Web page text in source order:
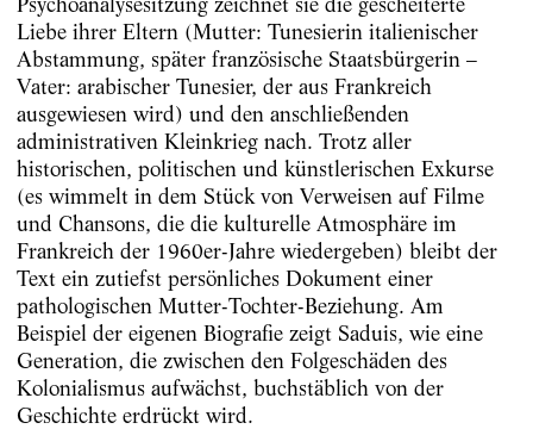
Liebe ihrer Eltern (Mutter: Tunesierin italienischer
Abstammung, später französische Staatsbürgerin –
Vater: arabischer Tunesier, der aus Frankreich
ausgewiesen wird) und den anschließenden
administrativen Kleinkrieg nach. Trotz aller
historischen, politischen und künstlerischen Exkurse
(es wimmelt in dem Stück von Verweisen auf Filme
und Chansons, die die kulturelle Atmosphäre im
Frankreich der 1960er-Jahre wiedergeben) bleibt der
Text ein zutiefst persönliches Dokument einer
pathologischen Mutter-Tochter-Beziehung. Am
Beispiel der eigenen Biografie zeigt Saduis, wie eine
Generation, die zwischen den Folgeschäden des
Kolonialismus aufwächst, buchstäblich von der
Geschichte erdrückt wird.